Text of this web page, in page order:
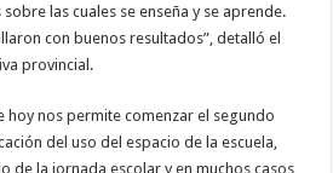
las cuales se enseña y se aprende.
con buenos resultados”, detalló el
provincial.
hoy nos permite comenzar el segundo
del uso del espacio de la escuela,
de la jornada escolar y en muchos casos